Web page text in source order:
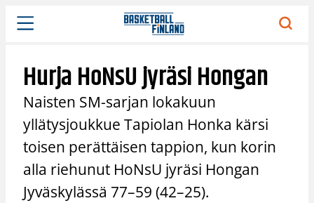
Siirry
sisältöön
Hurja HoNsU jyräsi Hongan
Naisten SM-sarjan lokakuun
yllätysjoukkue Tapiolan Honka kärsi
toisen perättäisen tappion, kun korin
alla riehunut HoNsU jyräsi Hongan
Jyväskylässä 77–59 (42–25).